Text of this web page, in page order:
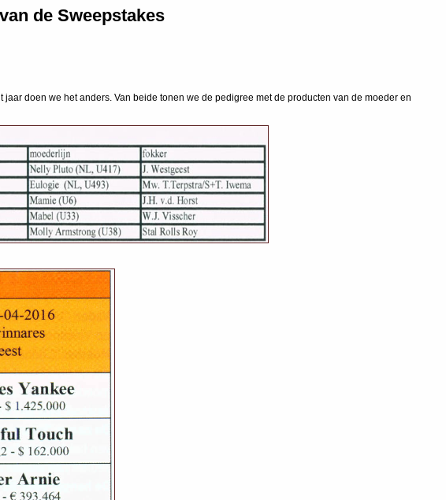
de Sweepstakes
doen we het anders. Van beide tonen we de pedigree met de producten van de moeder en